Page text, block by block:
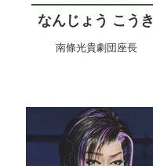
なんじょう こうき
南條光貴劇団 座長